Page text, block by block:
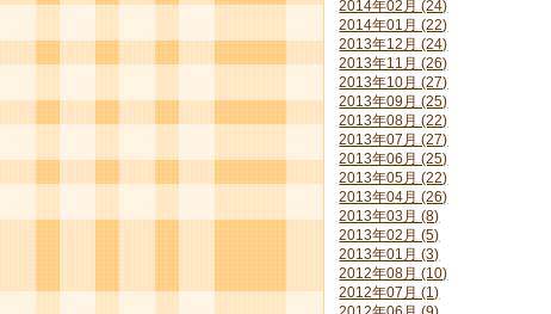
2014年02月 (24)
2014年01月 (22)
2013年12月 (24)
2013年11月 (26)
2013年10月 (27)
2013年09月 (25)
2013年08月 (22)
2013年07月 (27)
2013年06月 (25)
2013年05月 (22)
2013年04月 (26)
2013年03月 (8)
2013年02月 (5)
2013年01月 (3)
2012年08月 (10)
2012年07月 (1)